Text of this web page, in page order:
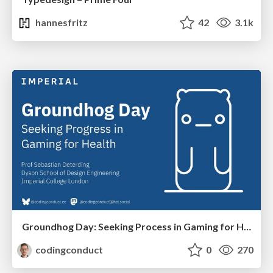
hannesfritz
42 3.1k
codingconduct
0 270